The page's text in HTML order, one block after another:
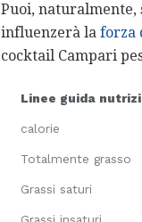
Puoi, naturalmente,
influenzerà la forza
cocktail Campari
Linee guida
calorie
Totalmente grasso
Grassi saturi